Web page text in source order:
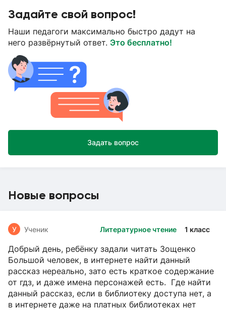
Задайте свой вопрос!
Наши педагоги максимально быстро дадут на
него развёрнутый ответ. Это бесплатно!
Задать вопрос
Новые вопросы
Литературное чтение 1 класс
У Ученик
Добрый день, ребёнку задали читать Зощенко
Большой человек, в интернете найти данный
рассказ нереально, зато есть краткое содержание
от гдз, и даже имена персонажей есть. Где найти
данный рассказ, если в библиотеку доступа нет, а
в интернете даже на платных библиотеках нет